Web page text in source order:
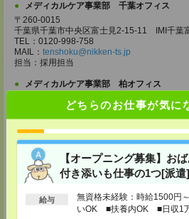
どちらのお仕事が気に
【オープニング募集】お
付き添いも仕事の1つ[派遣]
給与
無資格未経験：時給1500円
いOK ■扶養内OK ■日収1
メディカルケア事業部 千葉オフィス
〒260-0015
千葉県千葉市中央区富士見2-15-11 IMI千葉
TEL：0120-998-758
MAIL： tenshoku@nikken-ts.jp
担当：採用担当
メディカルケア事業部 柏オフィス
千葉県柏市末広町5-19 第12関口ビル7F
TEL：0120-935-218
MAIL：tenshoku@nikken-ts.jp
担当：採用担当
メディカルケア事業部 新宿オフィス
東京都新宿区新宿2-3-10 新宿御苑ビル6階
TEL：0120-457-235
担当：採用担当